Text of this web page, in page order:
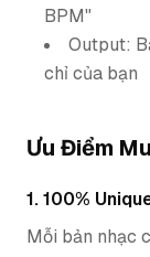
BPM"
Output:
chỉ của bạn
Ưu Điểm
1. 100%
Mỗi bản nhạc